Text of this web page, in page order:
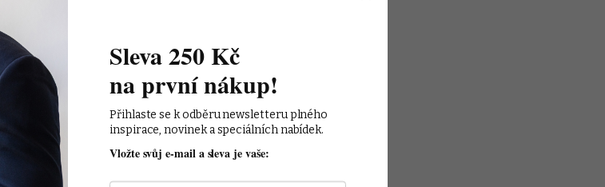
Sleva 250 Kč
na první nákup!
Přihlaste se k odběru newsletteru plného
inspirace, novinek a speciálních nabídek.
Vložte svůj e-mail a sleva je vaše: